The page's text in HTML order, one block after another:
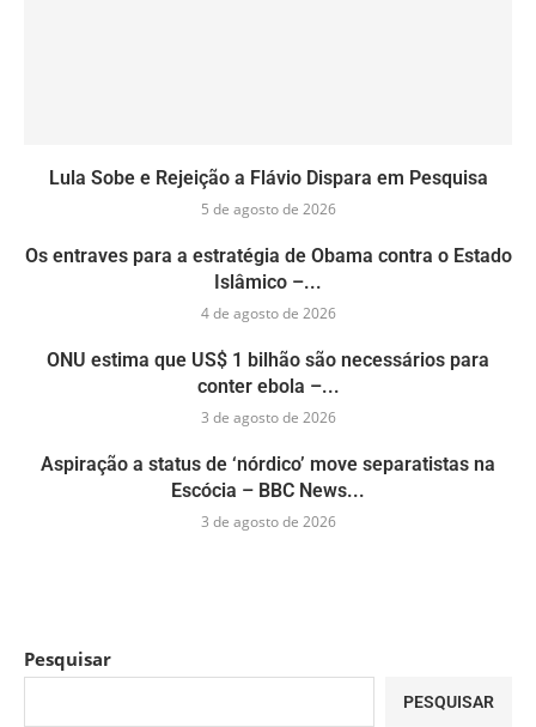
Lula Sobe e Rejeição a Flávio Dispara em Pesquisa
5 de agosto de 2026
Os entraves para a estratégia de Obama contra o Estado
Islâmico –...
4 de agosto de 2026
ONU estima que US$ 1 bilhão são necessários para
conter ebola –...
3 de agosto de 2026
Aspiração a status de ‘nórdico’ move separatistas na
Escócia – BBC News...
3 de agosto de 2026
Pesquisar
PESQUISAR